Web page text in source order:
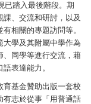
已踏入最後階段。期
、交流和研討，以及
相關的專題訪問等。
大學及其附屬中學作為
、同學等進行交流，藉
表達能力。
育基金贊助出版一套校
有志於從事「用普通話